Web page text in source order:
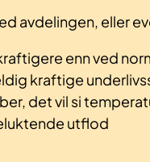
avdelingen, eller
enn ved
kraftige
det vil si
utflod